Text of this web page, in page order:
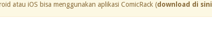
atau iOS bisa menggunakan aplikasi ComicRack (download di sini